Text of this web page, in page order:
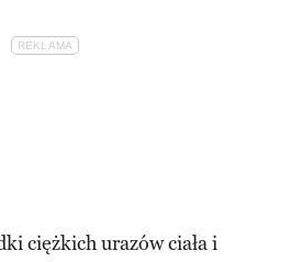
ciężkich urazów ciała i